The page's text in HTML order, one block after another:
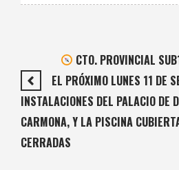
CTO. PROVINCIAL
EL PRÓXIMO LUNES 11 DE
INSTALACIONES DEL PALACIO DE
CARMONA, Y LA PISCINA
CERRADAS